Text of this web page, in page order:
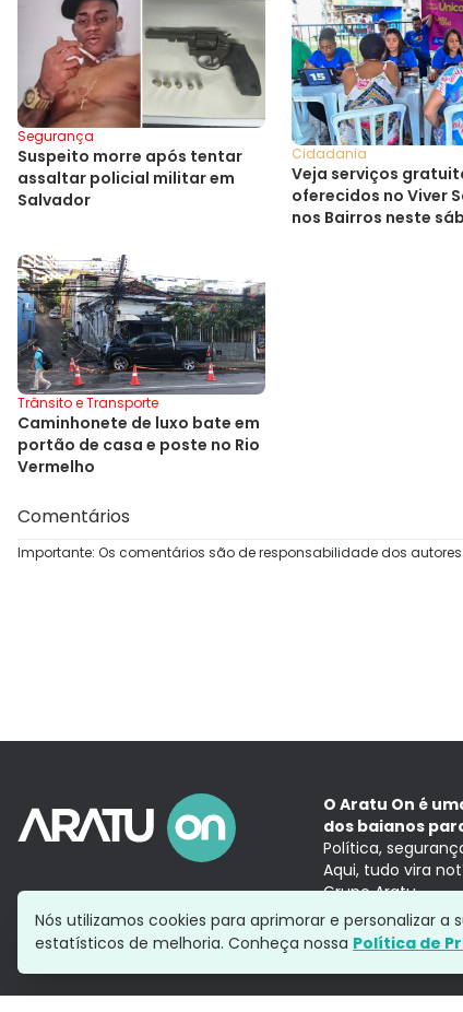
Segurança
Suspeito morre após tentar
assaltar policial militar em
Salvador
Cidadania
Veja serviços
oferecidos no Viver
nos Bairros neste
Trânsito e Transporte
Caminhonete de luxo bate em
portão de casa e poste no Rio
Vermelho
Comentários
Importante: Os comentários são de responsabilidade dos
O Aratu On é
dos baianos
Política,
Aqui, tudo vira
Grupo Aratu
Nós utilizamos cookies para aprimorar e personalizar
estatísticos de melhoria. Conheça nossa Política de